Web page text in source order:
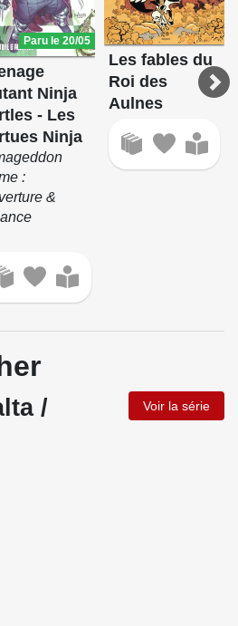
Paru le 20/05
Ninja
- Les
Ninja
:
&
Les fables du
Roi des
Aulnes
/
Voir la série